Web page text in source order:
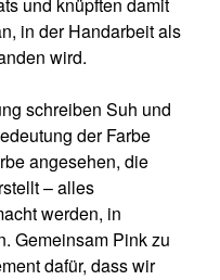
und knüpften damit
in der Handarbeit als
wird.
schreiben Suh und
der Farbe
angesehen, die
– alles
werden, in
Gemeinsam Pink zu
dafür, dass wir